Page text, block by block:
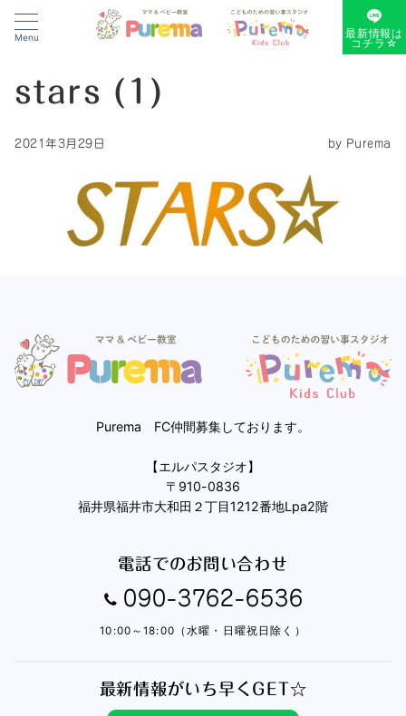
Menu 最新情報は
コチラ☆
stars (1)
2021年3月29日 by Purema
Purema FC仲間募集しております。
【エルパスタジオ】
〒910-0836
福井県福井市大和田２丁目1212番地Lpa2階
電話でのお問い合わせ
090-3762-6536
10:00～18:00（水曜・日曜祝日除く）
最新情報がいち早くGET☆